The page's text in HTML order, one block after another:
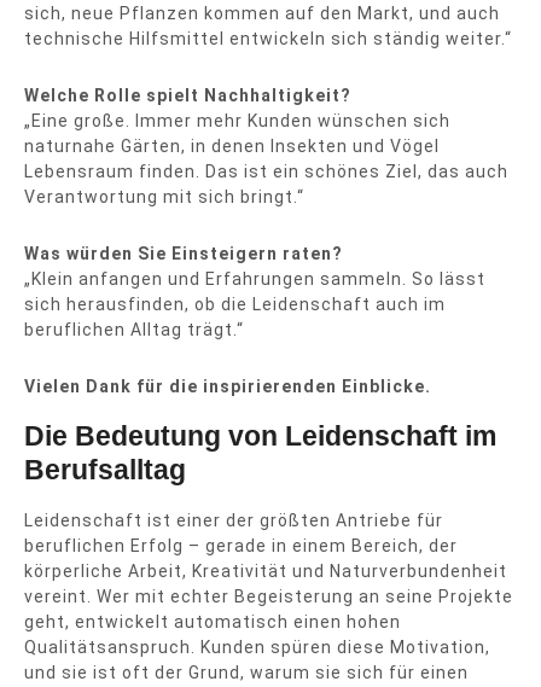
sich, neue Pflanzen kommen auf den Markt, und auch
technische Hilfsmittel entwickeln sich ständig weiter.“
Welche Rolle spielt Nachhaltigkeit?
„Eine große. Immer mehr Kunden wünschen sich
naturnahe Gärten, in denen Insekten und Vögel
Lebensraum finden. Das ist ein schönes Ziel, das auch
Verantwortung mit sich bringt.“
Was würden Sie Einsteigern raten?
„Klein anfangen und Erfahrungen sammeln. So lässt
sich herausfinden, ob die Leidenschaft auch im
beruflichen Alltag trägt.“
Vielen Dank für die inspirierenden Einblicke.
Die Bedeutung von Leidenschaft im
Berufsalltag
Leidenschaft ist einer der größten Antriebe für
beruflichen Erfolg – gerade in einem Bereich, der
körperliche Arbeit, Kreativität und Naturverbundenheit
vereint. Wer mit echter Begeisterung an seine Projekte
geht, entwickelt automatisch einen hohen
Qualitätsanspruch. Kunden spüren diese Motivation,
und sie ist oft der Grund, warum sie sich für einen